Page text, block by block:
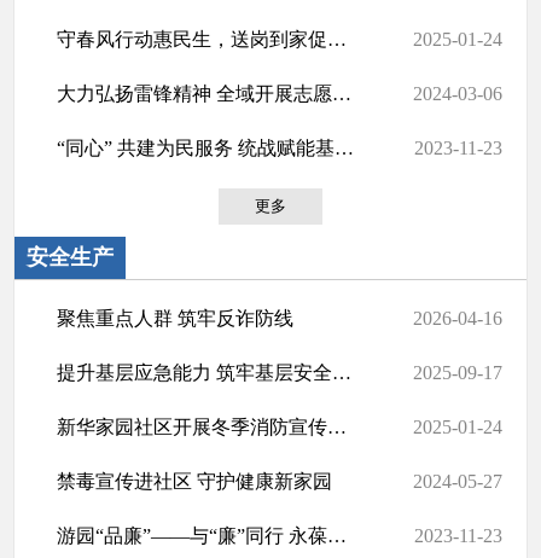
守春风行动惠民生，送岗到家促就业 2025-01-24
大力弘扬雷锋精神 全域开展志愿服务 2024-03-06
“同心” 共建为民服务 统战赋能基层治理 2023-11-23
更多
安全生产
聚焦重点人群 筑牢反诈防线 2026-04-16
提升基层应急能力 筑牢基层安全防线 ——汉兴街道举行义警队授旗仪式暨应急技能... 2025-09-17
新华家园社区开展冬季消防宣传活动 2025-01-24
禁毒宣传进社区 守护健康新家园 2024-05-27
游园“品廉”——与“廉”同行 永葆初心 2023-11-23